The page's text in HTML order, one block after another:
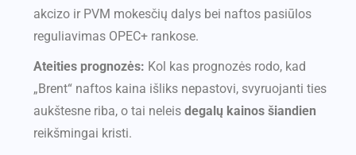
akcizo ir PVM mokesčių dalys bei naftos pasiūlos
reguliavimas OPEC+ rankose.
Ateities prognozės: Kol kas prognozės rodo, kad
„Brent“ naftos kaina išliks nepastovi, svyruojanti ties
aukštesne riba, o tai neleis degalų kainos šiandien
reikšmingai kristi.